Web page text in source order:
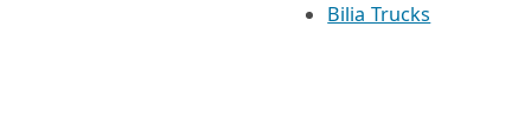
Bilia Trucks